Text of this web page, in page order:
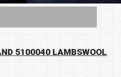
5100040 LAMBSWOOL